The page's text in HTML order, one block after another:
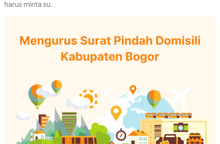
harus minta su...